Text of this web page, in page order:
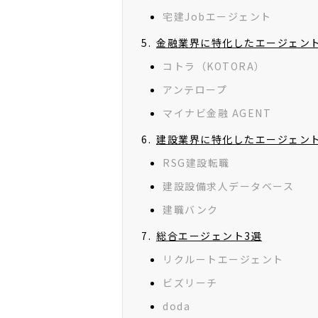
宅建Jobエージェント
金融業界に特化したエージェン
コトラ（KOTORA）
アンテロープ
マイナビ金融 AGENT
建設業界に特化したエージェン
RSG建設転職
建設設備求人データベース
建職バンク
総合エージェント3選
リクルートエージェント
ビズリーチ
doda